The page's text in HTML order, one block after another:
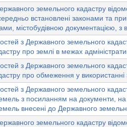
земельного кадастру
встановлені законами та
містобудівною документацією, з
з Державного земельного
про землі в межах
з Державного земельного
про обмеження у використанні
з Державного земельного
з посиланням на документи, на
внесені до Державного
земельного кадастру